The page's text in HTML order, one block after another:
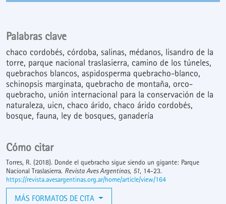
Palabras clave
chaco cordobés córdoba salinas médanos lisandro de la
torre parque nacional traslasierra camino de los túneles
quebrachos blancos aspidosperma quebracho-blanco
schinopsis marginata quebracho de montaña orco-
quebracho unión internacional para la conservación de la
naturaleza uicn chaco árido chaco árido cordobés
bosque fauna ley de bosques ganadería
Cómo citar
Torres, R. (2018). Donde el quebracho sigue siendo un gigante: Parque
Nacional Traslasierra. Revista Aves Argentinas, 51, 14-23.
https://revista.avesargentinas.org.ar/home/article/view/164
MÁS FORMATOS DE CITA